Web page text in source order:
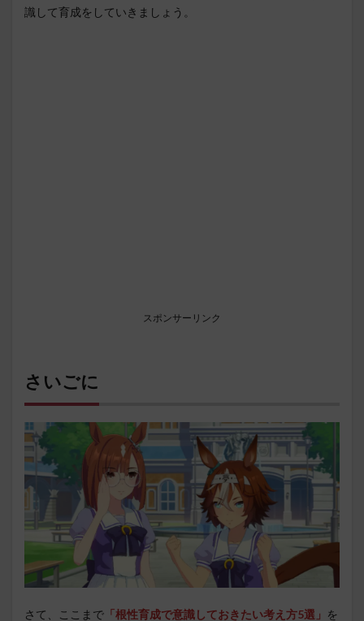
識して育成をしていきましょう。
スポンサーリンク
さいごに
さて、ここまで 「根性育成で意識しておきたい考え方5選」 を